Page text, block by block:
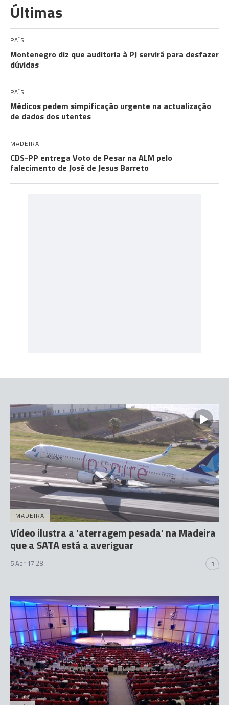
Últimas
PAÍS
Montenegro diz que auditoria à PJ servirá para desfazer
dúvidas
PAÍS
Médicos pedem simpificação urgente na actualização
de dados dos utentes
MADEIRA
CDS-PP entrega Voto de Pesar na ALM pelo
falecimento de José de Jesus Barreto
MADEIRA
Vídeo ilustra a 'aterragem pesada' na Madeira
que a SATA está a averiguar
5 Abr 17:28 1